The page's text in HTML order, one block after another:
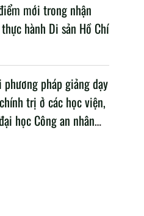
mới trong nhận
hành Di sản Hồ Chí
pháp giảng dạy
trị ở các học viện,
học Công an nhân